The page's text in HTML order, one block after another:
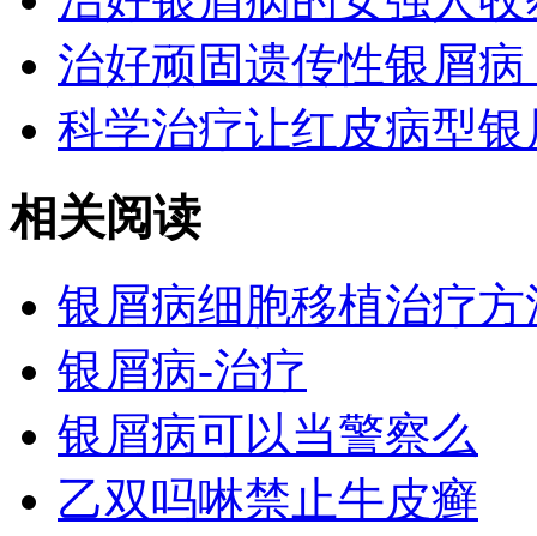
治好顽固遗传性银屑
科学治疗让红皮病型
相关阅读
银屑病细胞移植治疗方
银屑病-治疗
银屑病可以当警察么
乙双吗啉禁止牛皮癣